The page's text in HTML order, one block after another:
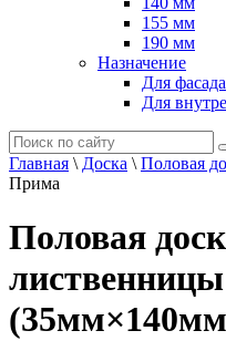
155 мм
190 мм
Назначение
Для фасада
Для
Главная \ Доска \ Половая
Прима
Половая